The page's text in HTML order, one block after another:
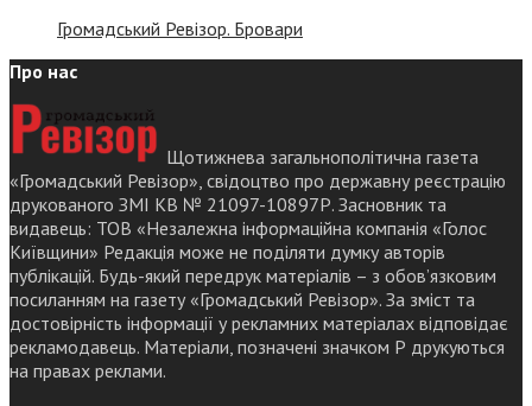
Громадський Ревізор. Бровари
Про нас
Щотижнева загальнополітична газета
«Громадський Ревізор», свідоцтво про державну реєстрацію
друкованого ЗМІ КВ № 21097-10897Р. Засновник та
видавець: ТОВ «Незалежна інформаційна компанія «Голос
Київщини» Редакція може не поділяти думку авторів
публікацій. Будь-який передрук матеріалів – з обов’язковим
посиланням на газету «Громадський Ревізор». За зміст та
достовірність інформації у рекламних матеріалах відповідає
рекламодавець. Матеріали, позначені значком Р друкуються
на правах реклами.